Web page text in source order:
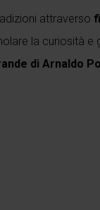
attraverso
la curiosità e
di Arnaldo